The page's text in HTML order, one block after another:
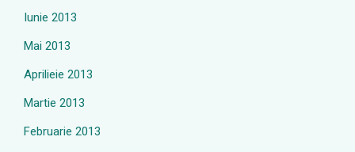
Iunie 2013
Mai 2013
Aprilieie 2013
Martie 2013
Februarie 2013